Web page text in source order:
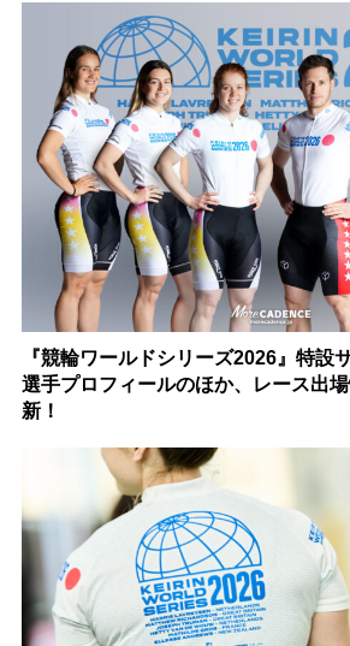
『競輪ワールドシリーズ2026』特設
選手プロフィールのほか、レース出
新！